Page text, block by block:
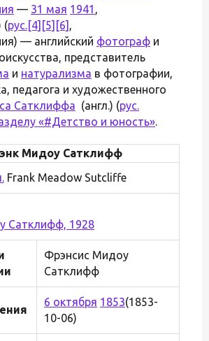
— 31 мая 1941 ,
(рус.[4] [5] [6] ,
— английский фотограф и
представитель
и натурализма в фотографии,
педагога и художественного
Сатклиффа (англ.) (рус.
.
Мидоу Сатклифф
Frank Meadow Sutcliffe
Сатклифф, 1928
Фрэнсис Мидоу
Сатклифф
6 октября 1853(1853-
10-06)